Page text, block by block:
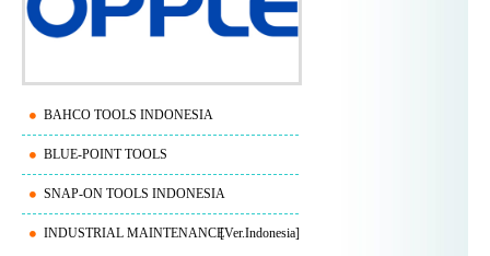
BAHCO TOOLS INDONESIA
BLUE-POINT TOOLS
SNAP-ON TOOLS INDONESIA
INDUSTRIAL MAINTENANCE[Ver.Indonesia]